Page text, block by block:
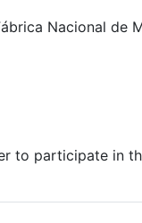
Nacional de
to participate in